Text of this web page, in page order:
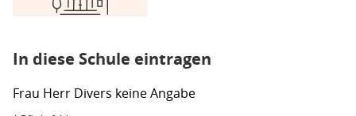
In diese Schule eintragen
Frau Herr Divers keine Angabe